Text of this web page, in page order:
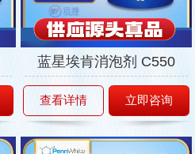
蓝星埃肯消泡剂 C550
查看详情 立即咨询